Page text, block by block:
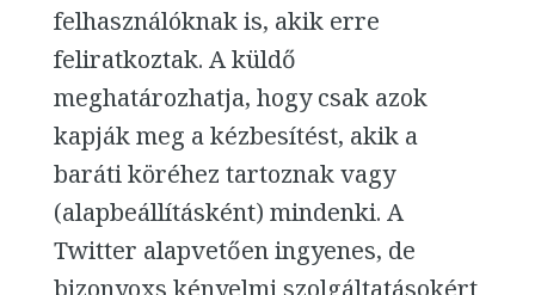
felhasználóknak is, akik erre
feliratkoztak. A küldő
meghatározhatja, hogy csak azok
kapják meg a kézbesítést, akik a
baráti köréhez tartoznak vagy
(alapbeállításként) mindenki. A
Twitter alapvetően ingyenes, de
bizonyoxs kényelmi szolgáltatásokért